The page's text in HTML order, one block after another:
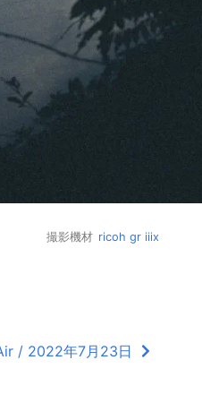
撮影機材 ricoh gr iiix
/ 2022年7月23日